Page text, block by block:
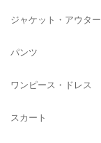
ジャケット・アウター
パンツ
ワンピース・ドレス
スカート